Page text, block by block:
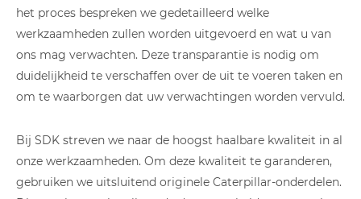
het proces bespreken we gedetailleerd welke
werkzaamheden zullen worden uitgevoerd en wat u van
ons mag verwachten. Deze transparantie is nodig om
duidelijkheid te verschaffen over de uit te voeren taken en
om te waarborgen dat uw verwachtingen worden vervuld.
Bij SDK streven we naar de hoogst haalbare kwaliteit in al
onze werkzaamheden. Om deze kwaliteit te garanderen,
gebruiken we uitsluitend originele Caterpillar-onderdelen.